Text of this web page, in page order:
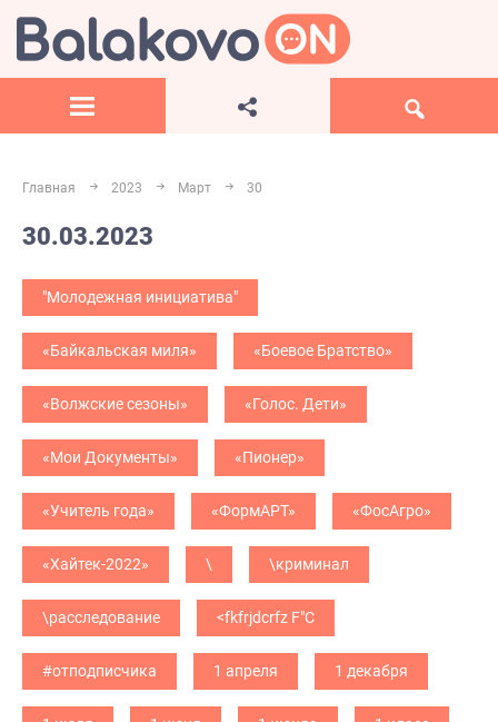
Главная 2023 Март 30
30.03.2023
"Молодежная инициатива"
«Байкальская миля» «Боевое Братство»
«Волжские сезоны» «Голос. Дети»
«Мои Документы» «Пионер»
«Учитель года» «ФормАРТ» «ФосАгро»
«Хайтек-2022» \ \криминал
\расследование <fkfrjdcrfz F"C
#отподписчика 1 апреля 1 декабря